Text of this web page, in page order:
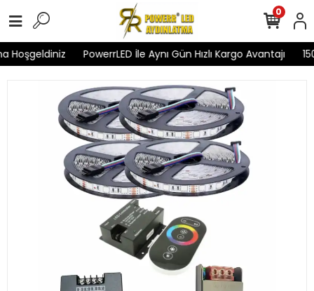
Hoşgeldiniz PowerrLED İle Aynı Gün Hızlı Kargo Avantajı
0